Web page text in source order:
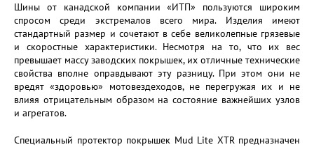
Шины от канадской компании «ИТП» пользуются широким
спросом среди экстремалов всего мира. Изделия имеют
стандартный размер и сочетают в себе великолепные грязевые
и скоростные характеристики. Несмотря на то, что их вес
превышает массу заводских покрышек, их отличные технические
свойства вполне оправдывают эту разницу. При этом они не
вредят «здоровью» мотовездеходов, не перегружая их и не
влияя отрицательным образом на состояние важнейших узлов
и агрегатов.
Специальный протектор покрышек Mud Lite XTR предназначен